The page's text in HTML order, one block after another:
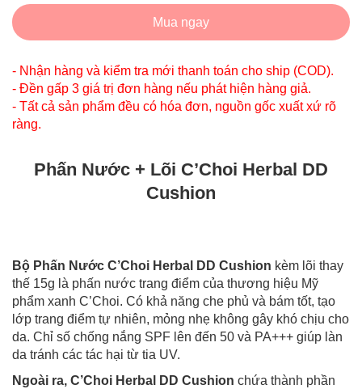
Mua ngay
- Nhận hàng và kiểm tra mới thanh toán cho ship (COD).
- Đền gấp 3 giá trị đơn hàng nếu phát hiện hàng giả.
- Tất cả sản phẩm đều có hóa đơn, nguồn gốc xuất xứ rõ
ràng.
Phấn Nước + Lõi C’Choi Herbal DD
Cushion
Bộ Phấn Nước C’Choi Herbal DD Cushion kèm lõi thay
thế 15g là phấn nước trang điểm của thương hiệu Mỹ
phẩm xanh C’Choi. Có khả năng che phủ và bám tốt, tạo
lớp trang điểm tự nhiên, mỏng nhẹ không gây khó chịu cho
da. Chỉ số chống nắng SPF lên đến 50 và PA+++ giúp làn
da tránh các tác hại từ tia UV.
Ngoài ra, C’Choi Herbal DD Cushion chứa thành phần